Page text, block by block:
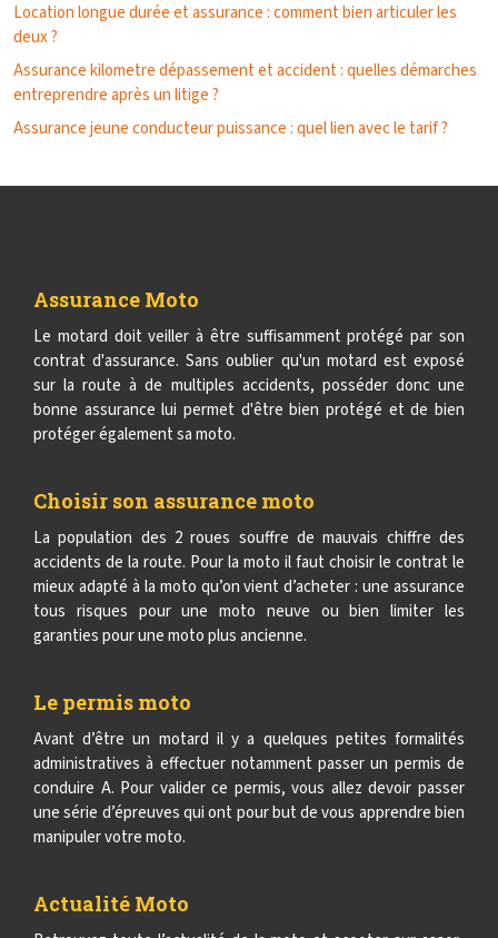
Location longue durée et assurance : comment bien articuler les
deux ?
Assurance kilometre dépassement et accident : quelles démarches
entreprendre après un litige ?
Assurance jeune conducteur puissance : quel lien avec le tarif ?
Assurance Moto
Le motard doit veiller à être suffisamment protégé par son
contrat d'assurance. Sans oublier qu'un motard est exposé
sur la route à de multiples accidents, posséder donc une
bonne assurance lui permet d'être bien protégé et de bien
protéger également sa moto.
Choisir son assurance moto
La population des 2 roues souffre de mauvais chiffre des
accidents de la route. Pour la moto il faut choisir le contrat le
mieux adapté à la moto qu’on vient d’acheter : une assurance
tous risques pour une moto neuve ou bien limiter les
garanties pour une moto plus ancienne.
Le permis moto
Avant d’être un motard il y a quelques petites formalités
administratives à effectuer notamment passer un permis de
conduire A. Pour valider ce permis, vous allez devoir passer
une série d’épreuves qui ont pour but de vous apprendre bien
manipuler votre moto.
Actualité Moto